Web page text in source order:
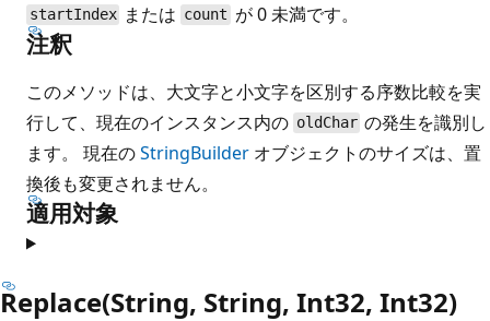
startIndex または count が 0 未満です。
注釈
このメソッドは、大文字と小文字を区別する序数比較を実
行して、現在のインスタンス内の oldChar の発生を識別し
ます。 現在のStringBuilder オブジェクトのサイズは、置
換後も変更されません。
適用対象
Replace(String, String, Int32, Int32)